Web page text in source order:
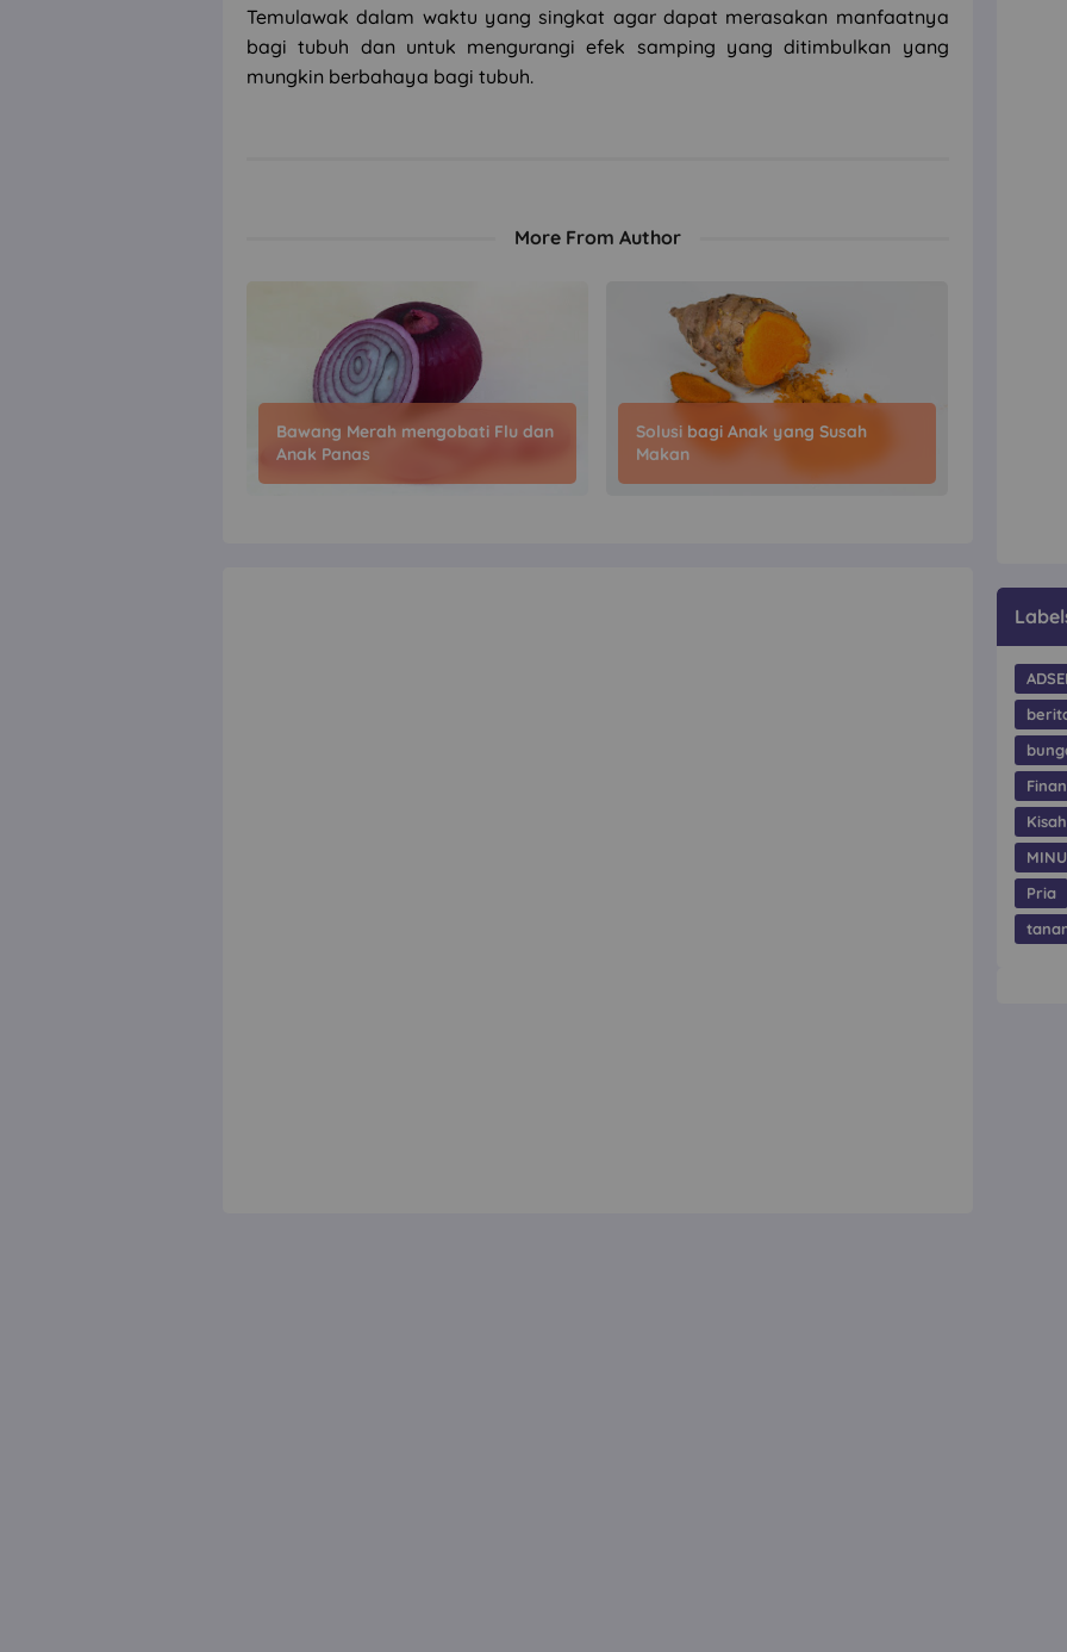
Temulawak dalam waktu yang singkat agar dapat merasakan manfaatnya
bagi tubuh dan untuk mengurangi efek samping yang ditimbulkan yang
mungkin berbahaya bagi tubuh.
More From Author
Bawang Merah mengobati Flu dan
Anak Panas
Solusi bagi Anak yang Susah
Makan
Pria